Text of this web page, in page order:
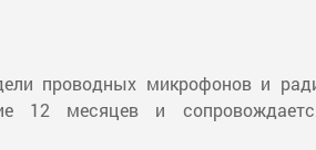
проводных микрофонов и
12 месяцев и